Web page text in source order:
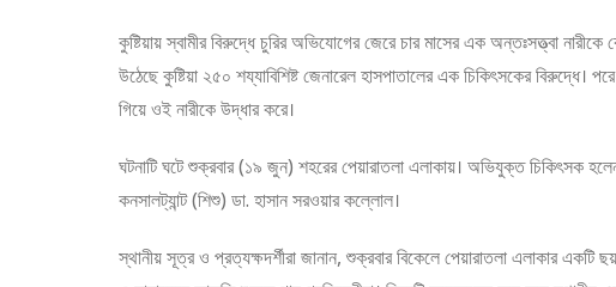
কুষ্টিয়ায় স্বামীর বিরুদ্ধে চুরির অভিযোগের জেরে চার মাসের এক অন্তঃসত্ত্বা
উঠেছে কুষ্টিয়া ২৫০ শয্যাবিশিষ্ট জেনারেল হাসপাতালের এক চিকিৎসকের
গিয়ে ওই নারীকে উদ্ধার করে।
ঘটনাটি ঘটে শুক্রবার (১৯ জুন) শহরের পেয়ারাতলা এলাকায়। অভিযুক্ত চিকিৎসক হলেন
কনসালট্যান্ট (শিশু) ডা. হাসান সরওয়ার কল্লোল।
স্থানীয় সূত্র ও প্রত্যক্ষদর্শীরা জানান, শুক্রবার বিকেলে পেয়ারাতলা এলাকার একটি